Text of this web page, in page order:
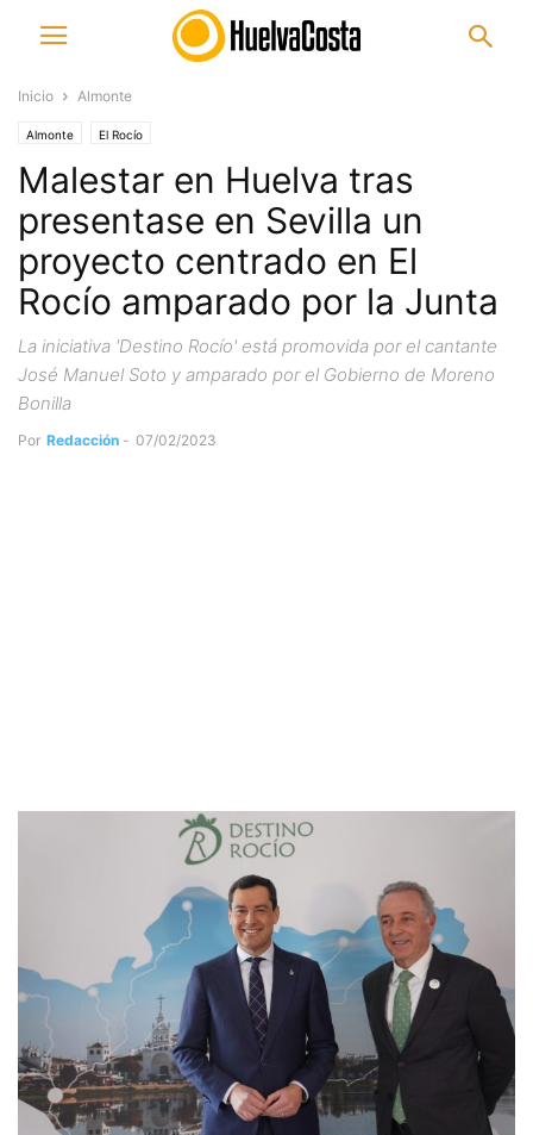
Inicio Almonte
Almonte El Rocío
Malestar en Huelva tras
presentase en Sevilla un
proyecto centrado en El
Rocío amparado por la Junta
La iniciativa 'Destino Rocío' está promovida por el cantante
José Manuel Soto y amparado por el Gobierno de Moreno
Bonilla
Por Redacción - 07/02/2023